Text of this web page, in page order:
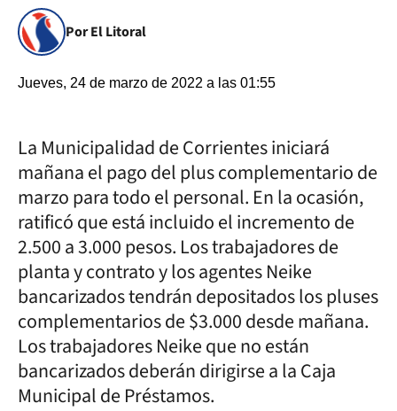
Por El Litoral
Jueves, 24 de marzo de 2022 a las 01:55
La Municipalidad de Corrientes iniciará
mañana el pago del plus complementario de
marzo para todo el personal. En la ocasión,
ratificó que está incluido el incremento de
2.500 a 3.000 pesos. Los trabajadores de
planta y contrato y los agentes Neike
bancarizados tendrán depositados los pluses
complementarios de $3.000 desde mañana.
Los trabajadores Neike que no están
bancarizados deberán dirigirse a la Caja
Municipal de Préstamos.